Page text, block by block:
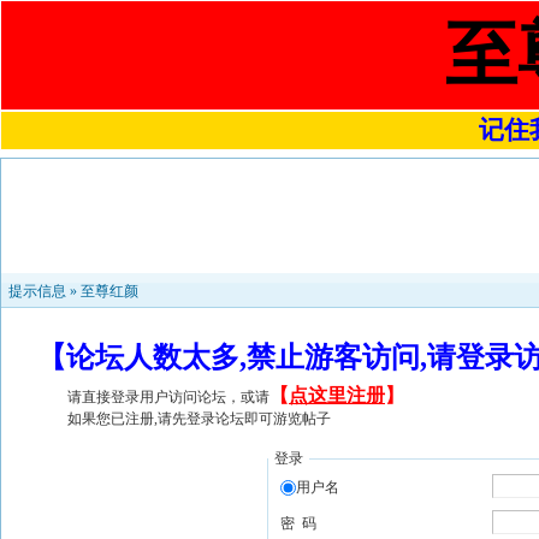
至
记住
提示信息 » 至尊红颜
【论坛人数太多,禁止游客访问,请登
请直接登录用户访问论坛，或请 【 点这里注册】
如果您已注册,请先登录论坛即可游览帖子
登录
用户名
密 码